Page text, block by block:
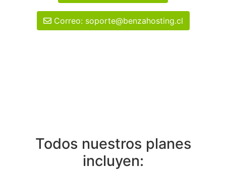
Correo: soporte@benzahosting.cl
Todos nuestros planes
incluyen: